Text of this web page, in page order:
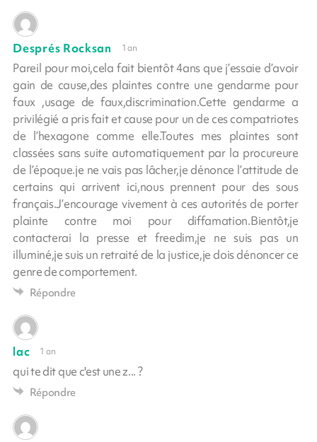
Després Rocksan 1 an
Pareil pour moi,cela fait bientôt 4ans que j’essaie d’avoir
gain de cause,des plaintes contre une gendarme pour
faux ,usage de faux,discrimination.Cette gendarme a
privilégié a pris fait et cause pour un de ces compatriotes
de l’hexagone comme elle.Toutes mes plaintes sont
classées sans suite automatiquement par la procureure
de l’époque.je ne vais pas lâcher,je dénonce l’attitude de
certains qui arrivent ici,nous prennent pour des sous
français.J’encourage vivement à ces autorités de porter
plainte contre moi pour diffamation.Bientôt,je
contacterai la presse et freedim,je ne suis pas un
illuminé,je suis un retraité de la justice,je dois dénoncer ce
genre de comportement.
Répondre
lac 1 an
qui te dit que c'est une z... ?
Répondre